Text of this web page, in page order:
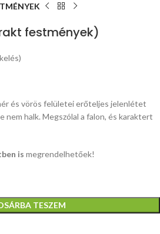
festmények)
és vörös felületei erőteljes jelenlétet
nem halk. Megszólal a falon, és karaktert
is megrendelhetőek!
TESZEM